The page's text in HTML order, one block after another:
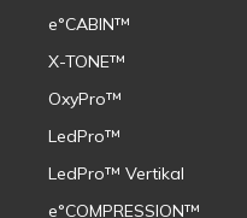
e°CABIN™
X-TONE™
OxyPro™
LedPro™
LedPro™ Vertikal
e°COMPRESSION™